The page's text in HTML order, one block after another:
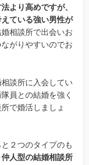
より高めですが、
ている強い男性が
相談所で出会いお
がりやすいのでお
談所に入会してい
員との結婚を強く
で婚活しましょ
２つのタイプのも
仲人型の結婚相談所